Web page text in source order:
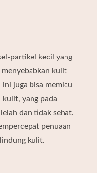
partikel kecil yang
kulit
juga bisa memicu
kulit, yang pada
dan tidak sehat.
penuaan
kulit.